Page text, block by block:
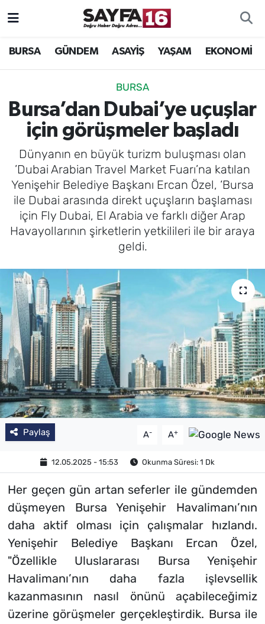
BURSA GÜNDEM ASAYİŞ YAŞAM EKONOMİ
BURSA
Bursa’dan Dubai’ye uçuşlar
için görüşmeler başladı
Dünyanın en büyük turizm buluşması olan
’Dubai Arabian Travel Market Fuarı’na katılan
Yenişehir Belediye Başkanı Ercan Özel, ‘Bursa
ile Dubai arasında direkt uçuşların başlaması
için Fly Dubai, El Arabia ve farklı diğer Arap
Havayollarının şirketlerin yetkilileri ile bir araya
geldi.
Paylaş A- A+
12.05.2025 - 15:53 Okunma Süresi: 1 Dk
Her geçen gün artan seferler ile gündemden
düşmeyen Bursa Yenişehir Havalimanı’nın
daha aktif olması için çalışmalar hızlandı.
Yenişehir Belediye Başkanı Ercan Özel,
"Özellikle Uluslararası Bursa Yenişehir
Havalimanı’nın daha fazla işlevsellik
kazanmasının nasıl önünü açabileceğimiz
üzerine görüşmeler gerçekleştirdik. Bursa ile
ÖZEL HABER
MAGAZİN
BİLİM
DÜNYA
TEKNOLOJİ
SPOR
SAĞLIK
TV REHBERİ
Hava Durumu
TFF 2.Lig Beyaz Grup Puan Durumu ve Fikstür
Tüm Manşetler
Son Dakika Haberleri
Haber Arşivi